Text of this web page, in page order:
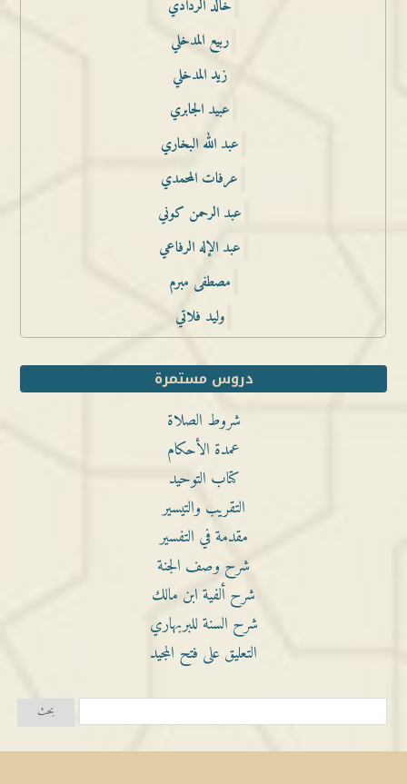
خالد الردادي
ربيع المدخلي
زيد المدخلي
عبيد الجابري
عبد الله البخاري
عرفات المحمدي
عبد الرحمن كوني
عبد الإله الرفاعي
مصطفى مبرم
وليد فلاتي
دروس مستمرة
شروط الصلاة
عمدة الأحكام
كتاب التوحيد
التقريب والتيسير
مقدمة في التفسير
شرح وصف الجنة
شرح ألفية ابن مالك
شرح السنة للبربهاري
التعليق على فتح المجيد